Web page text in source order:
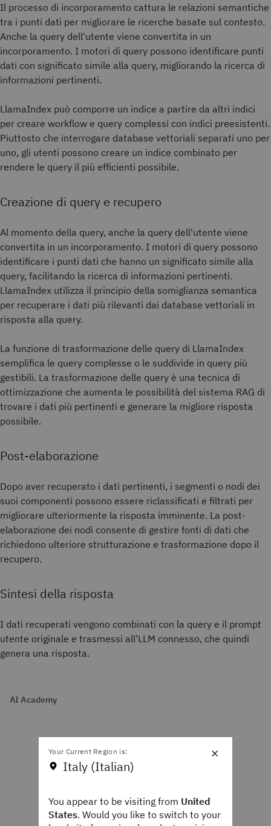
Il processo di incorporamento cattura le relazioni semantiche
tra i punti dati per migliorare le ricerche basate sul contesto.
Anche la query dell'utente viene convertita in un
incorporamento. I motori di query possono identificare punti
dati con significato simile alla query, migliorando la ricerca di
informazioni pertinenti.
LlamaIndex può comporre un indice a partire da altri indici
per creare workflow e query complessi con indici preesistenti.
Piuttosto che interrogare database vettoriali separati uno per
uno, gli utenti possono creare un indice combinato per
rendere le query il più efficienti possibile.
Creazione di query e recupero
Al momento della query, anche la query dell'utente viene
convertita in un incorporamento. I motori di query possono
identificare i punti dati che hanno un significato simile alla
query, facilitando la ricerca di informazioni pertinenti.
LlamaIndex utilizza il principio della somiglianza semantica
per recuperare i dati più rilevanti dai database vettoriali in
risposta alla query.
La funzione di trasformazione delle query di LlamaIndex
semplifica le query complesse o le suddivide in query più
gestibili. La trasformazione delle query è una tecnica di
ottimizzazione che aumenta le possibilità del sistema RAG di
trovare i dati più pertinenti e generare la migliore risposta
possibile.
Post-elaborazione
Dopo aver recuperato i dati pertinenti, i segmenti o nodi dei
suoi componenti possono essere riclassificati e filtrati per
migliorare ulteriormente la risposta imminente. La post-
elaborazione dei nodi consente di gestire fonti di dati che
richiedono ulteriore strutturazione e trasformazione dopo il
recupero.
Sintesi della risposta
I dati recuperati vengono combinati con la query e il prompt
utente originale e trasmessi all'LLM connesso, che quindi
genera una risposta.
AI Academy
×
Your Current Region is:
Italy (Italian)
You appear to be visiting from United
States. Would you like to switch to your